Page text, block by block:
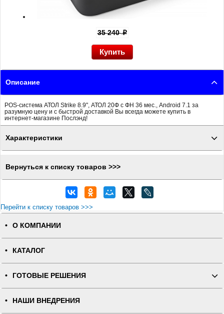
35 240p
Описание
POS-система АТОЛ Strike 8.9", АТОЛ 20Ф с ФН 36 мес., Android 7.1 за
разумную цену и с быстрой доставкой Вы всегда можете купить в
интернет-магазине Послэнд!
Характеристики
Вернуться к списку товаров >>>
Перейти к списку товаров >>>
О КОМПАНИИ
КАТАЛОГ
ГОТОВЫЕ РЕШЕНИЯ
НАШИ ВНЕДРЕНИЯ